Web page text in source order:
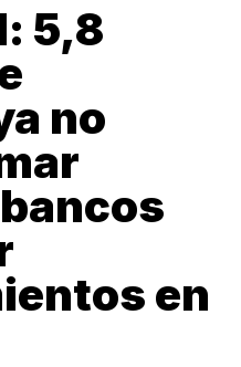
5,8
no
en